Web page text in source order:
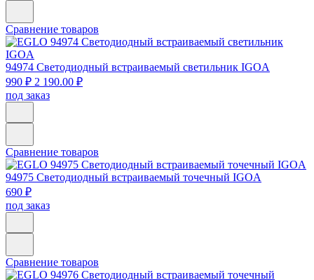
Сравнение товаров
94974 Светодиодный встраиваемый светильник IGOA
990 ₽ 2 190.00 ₽
под заказ
Сравнение товаров
94975 Светодиодный встраиваемый точечный IGOA
690 ₽
под заказ
Сравнение товаров